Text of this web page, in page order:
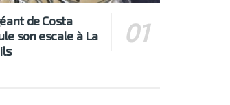
de Costa
son escale à La